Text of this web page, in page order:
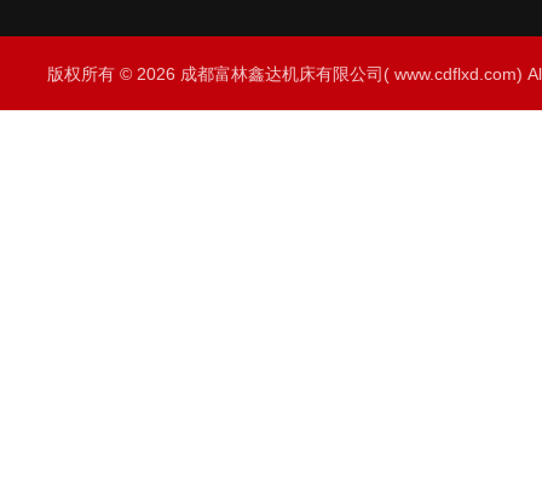
版权所有 © 2026 成都富林鑫达机床有限公司(